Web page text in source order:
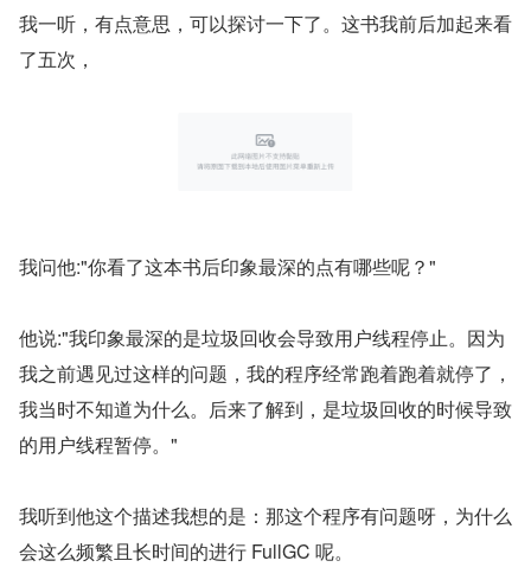
我一听，有点意思，可以探讨一下了。这书我前后加起来看
了五次，
我问他:"你看了这本书后印象最深的点有哪些呢？"
他说:"我印象最深的是垃圾回收会导致用户线程停止。因为
我之前遇见过这样的问题，我的程序经常跑着跑着就停了，
我当时不知道为什么。后来了解到，是垃圾回收的时候导致
的用户线程暂停。"
我听到他这个描述我想的是：那这个程序有问题呀，为什么
会这么频繁且长时间的进行 FullGC 呢。